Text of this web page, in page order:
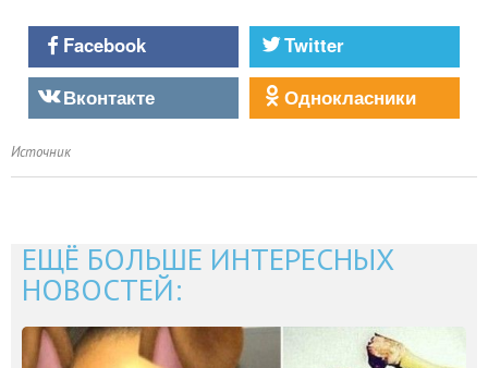
Facebook
Twitter
Вконтакте
Однокласники
Источник
ЕЩЁ БОЛЬШЕ ИНТЕРЕСНЫХ
НОВОСТЕЙ: